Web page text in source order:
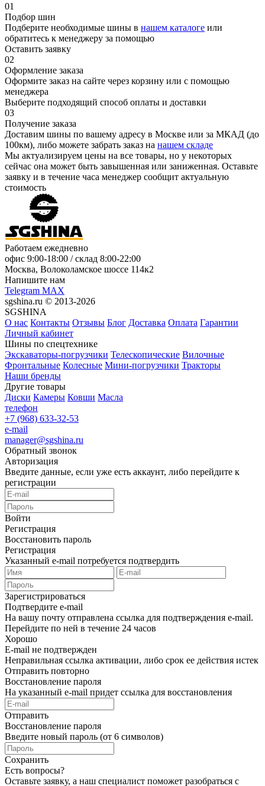
01
Подбор шин
Подберите необходимые шины в нашем каталоге или
обратитесь к менеджеру за помощью
Оставить заявку
02
Оформление заказа
Оформите заказ на сайте через корзину или с помощью
менеджера
Выберите подходящий способ оплаты и доставки
03
Получение заказа
Доставим шины по вашему адресу в Москве или за МКАД (до
100км), либо можете забрать заказ на нашем складе
Мы актуализируем цены на все товары, но у некоторых
сейчас она может быть завышенная или заниженная. Оставьте
заявку и в течение часа менеджер сообщит актуальную
стоимость
Работаем ежедневно
офис 9:00-18:00 / склад 8:00-22:00
Москва, Волоколамское шоссе 114к2
Напишите нам
Telegram MAX
sgshina.ru © 2013-2026
SGSHINA
О нас Контакты Отзывы Блог Доставка Оплата Гарантии
Личный кабинет
Шины по спецтехнике
Экскаваторы-погрузчики Телескопические Вилочные
Фронтальные Колесные Мини-погрузчики Тракторы
Наши бренды
Другие товары
Диски Камеры Ковши Масла
телефон
+7 (968) 633-32-53
e-mail
manager@sgshina.ru
Обратный звонок
Авторизация
Введите данные, если уже есть аккаунт, либо перейдите к
регистрации
Войти
Регистрация
Восстановить пароль
Регистрация
Указанный e-mail потребуется подтвердить
Зарегистрироваться
Подтвердите e-mail
На вашу почту отправлена ссылка для подтверждения e-mail.
Перейдите по ней в течение 24 часов
Хорошо
E-mail не подтвержден
Неправильная ссылка активации, либо срок ее действия истек
Отправить повторно
Восстановление пароля
На указанный e-mail придет ссылка для восстановления
Отправить
Восстановление пароля
Введите новый пароль (от 6 символов)
Сохранить
Есть вопросы?
Оставьте заявку, а наш специалист поможет разобраться с